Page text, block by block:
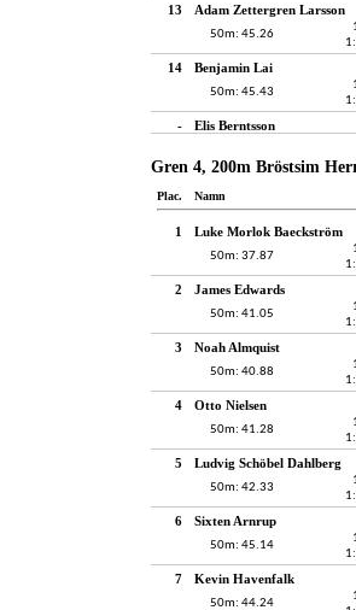
13 Adam Zettergren Larsson
50m: 45.26
14 Benjamin Lai
50m: 45.43
- Elis Berntsson
Gren 4, 200m Bröstsim
Plac. Namn
1 Luke Morlok Baeckström
50m: 37.87
2 James Edwards
50m: 41.05
3 Noah Almquist
50m: 40.88
4 Otto Nielsen
50m: 41.28
5 Ludvig Schöbel Dahlberg
50m: 42.33
6 Sixten Arnrup
50m: 45.14
7 Kevin Havenfalk
50m: 44.24